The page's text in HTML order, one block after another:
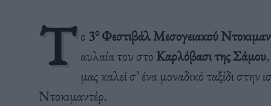
Τ ο 3οΦεστιβάλ Μεσογειακού
αυλαία του στο Καρλόβασι της Σάμου,
μας καλεί σ’ ένα μοναδικό ταξίδι
Ντοκιμαντέρ.